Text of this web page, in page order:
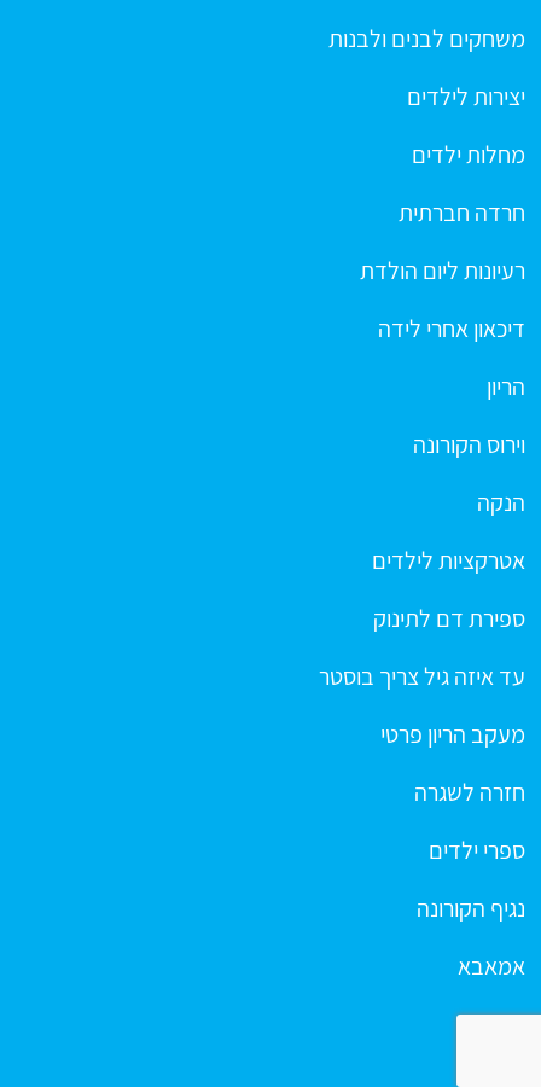
משחקים לבנים ולבנות
יצירות לילדים
מחלות ילדים
חרדה חברתית
רעיונות ליום הולדת
דיכאון אחרי לידה
הריון
וירוס הקורונה
הנקה
אטרקציות לילדים
ספירת דם לתינוק
עד איזה גיל צריך בוסטר
מעקב הריון פרטי
חזרה לשגרה
ספרי ילדים
נגיף הקורונה
אמאבא